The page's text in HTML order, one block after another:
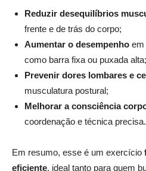
Reduzir desequilíbrios
frente e de trás do corpo;
Aumentar o desempenho em
como barra fixa ou puxada alta;
Prevenir dores lombares e
musculatura postural;
Melhorar a consciência
coordenação e técnica precisa.
Em resumo, esse é um exercício
eficiente, ideal tanto para quem